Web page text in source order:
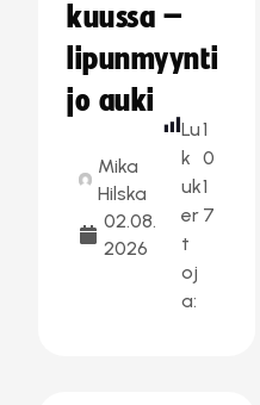
kuussa –
lipunmyynti
jo auki
Mika
Hilska
02.08.
2026
Lu
k
uk
er
t
oj
a:
1
0
1
7